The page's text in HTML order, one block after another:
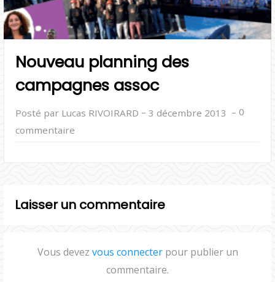
Nouveau planning des
campagnes assoc
Posté par Lucas RIVOIRARD – 3 décembre 2013 – 0
commentaire
Laisser un commentaire
Vous devez vous connecterpour publier un
commentaire.